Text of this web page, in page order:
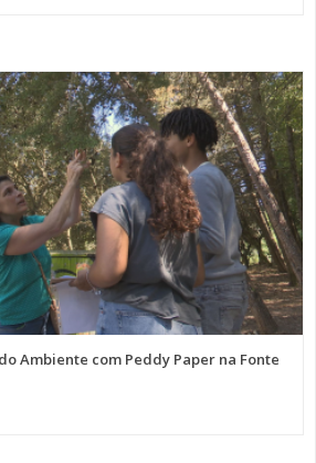
Ambiente com Peddy Paper na Fonte